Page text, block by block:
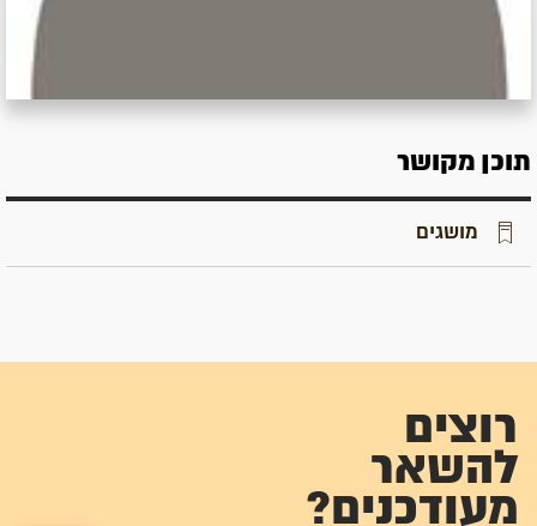
תוכן מקושר
מושגים
רוצים
להשאר
מעודכנים?